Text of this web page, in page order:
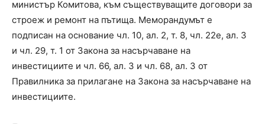
министър Комитова, към съществуващите договори за
строеж и ремонт на пътища. Меморандумът е
подписан на основание чл. 10, ал. 2, т. 8, чл. 22е, ал. 3
и чл. 29, т. 1 от Закона за насърчаване на
инвестициите и чл. 66, ал. 3 и чл. 68, ал. 3 от
Правилника за прилагане на Закона за насърчаване на
инвестициите.